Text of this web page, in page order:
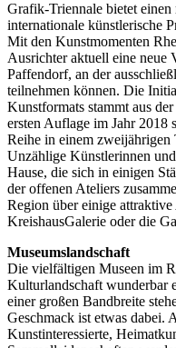
Grafik-Triennale bietet
internationale künstlerische
Mit den Kunstmomenten
Ausrichter aktuell eine neue
Paffendorf, an der
teilnehmen können. Die
Kunstformats stammt aus
ersten Auflage im Jahr
Reihe in einem zweijährigen
Unzählige Künstlerinnen
Hause, die sich in einigen
der offenen Ateliers
Region über einige
KreishausGalerie oder die
Museumslandschaft
Die vielfältigen Museen im
Kulturlandschaft wunderbar
einer großen Bandbreite
Geschmack ist etwas dabei.
Kunstinteressierte,